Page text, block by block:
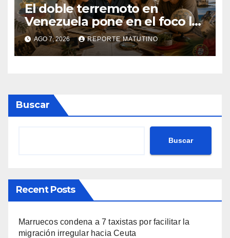
El doble terremoto en
Venezuela pone en el foco las
alternativas legales para
solicitar la nacionalidad por
parte de personas con
AGO 7, 2026 REPORTE MATUTINO
Buscar
Buscar
Recent Posts
Marruecos condena a 7 taxistas por facilitar la
migración irregular hacia Ceuta